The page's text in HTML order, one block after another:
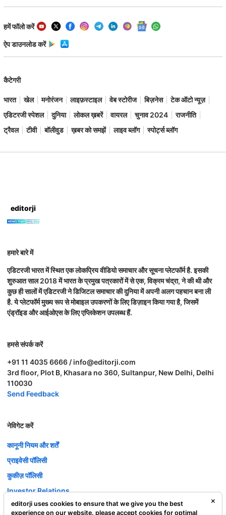
हमें फॉलो करें
ऐप डाउनलोड करें
कैटेगरी
भारत खेल मनोरंजन लाइफ़स्टाइल वेब स्टोरीज बिज़नेस
टेक ऑटो न्यूज़
एडिटरजी स्पेशल
दुनिया लोकल ख़बरें वायरल चुनाव 2024
राजनीति
ट्रैवल
टीवी बॉलीवुड ख़बर को समझें लाइव ब्लॉग स्पोर्ट्स ब्लॉग
editorji
हमारे बारे में
एडिटरजी भारत में स्थित एक लोकप्रिय वीडियो समाचार और सूचना प्लेटफॉर्म है. इसकी
शुरुआत साल 2018 में भारत के प्रमुख पत्रकारों में से एक, विक्रम चंद्रा, ने की थी और
कुछ ही सालों में एडिटरजी ने डिजिटल समाचार की दुनिया में अपनी अलग पहचान बना ली
है. ये प्लेटफॉर्म मुख्य रूप से मोबाइल उपकरणों के लिए डिज़ाइन किया गया है, जिसमें
एंड्रॉइड और आईओएस के लिए एप्लिकेशन उपलब्ध हैं.
हमसे संपर्क करें
+91 11 4035 6666 / info@editorji.com
3rd floor, Plot B, Khasara no 360, Sultanpur, New Delhi, Delhi
110030
Send Feedback
नेविगेट करें
कानूनी नियम और शर्तें
प्राइवेसी पॉलिसी
कुकीज़ पॉलिसी
Investor Relations
करियर
editorji uses cookies to ensure that we give you the best
experience on our website. please accept cookies for optimal